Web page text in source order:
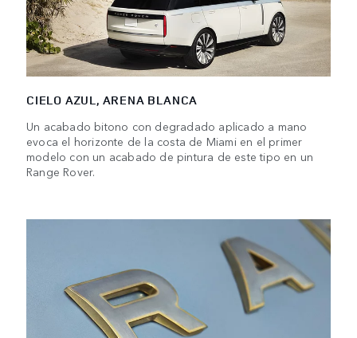
CIELO AZUL, ARENA BLANCA
Un acabado bitono con degradado aplicado a mano
evoca el horizonte de la costa de Miami en el primer
modelo con un acabado de pintura de este tipo en un
Range Rover.